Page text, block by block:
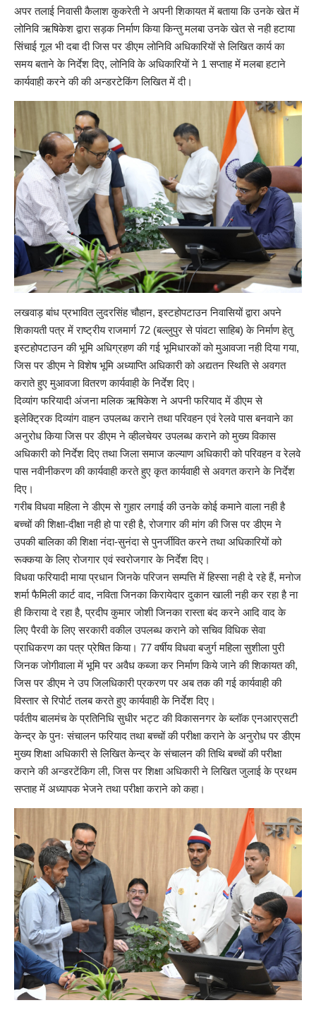
अपर तलाई निवासी कैलाश कुकरेती ने अपनी शिकायत में बताया कि उनके खेत में
लोनिवि ऋषिकेश द्वारा सड़क निर्माण किया किन्तु मलबा उनके खेत से नही हटाया
सिंचाई गूल भी दबा दी जिस पर डीएम लोनिवि अधिकारियों से लिखित कार्य का
समय बताने के निर्देश दिए, लोनिवि के अधिकारियों ने 1 सप्ताह में मलबा हटाने
कार्यवाही करने की की अन्डरटेकिंग लिखित में दी।
लखवाड़ बांध प्रभावित लुदरसिंह चौहान, इस्टहोपटाउन निवासियों द्वारा अपने
शिकायती पत्र में राष्ट्रीय राजमार्ग 72 (बल्लुपुर से पांवटा साहिब) के निर्माण हेतु
इस्टहोपटाउन की भूमि अधिग्रहण की गई भूमिधारकों को मुआवजा नही दिया गया,
जिस पर डीएम ने विशेष भूमि अध्याप्ति अधिकारी को अद्यतन स्थिति से अवगत
कराते हुए मुआवजा वितरण कार्यवाही के निर्देश दिए।
दिव्यांग फरियादी अंजना मलिक ऋषिकेश ने अपनी फरियाद में डीएम से
इलेक्ट्रिक दिव्यांग वाहन उपलब्ध कराने तथा परिवहन एवं रेलवे पास बनवाने का
अनुरोध किया जिस पर डीएम ने व्हीलचेयर उपलब्ध कराने को मुख्य विकास
अधिकारी को निर्देश दिए तथा जिला समाज कल्याण अधिकारी को परिवहन व रेलवे
पास नवीनीकरण की कार्यवाही करते हुए कृत कार्यवाही से अवगत कराने के निर्देश
दिए।
गरीब विधवा महिला ने डीएम से गुहार लगाई की उनके कोई कमाने वाला नही है
बच्चों की शिक्षा-दीक्षा नही हो पा रही है, रोजगार की मांग की जिस पर डीएम ने
उपकी बालिका की शिक्षा नंदा-सुनंदा से पुनर्जीवित करने तथा अधिकारियों को
रूक्कया के लिए रोजगार एवं स्वरोजगार के निर्देश दिए।
विधवा फरियादी माया प्रधान जिनके परिजन सम्पत्ति में हिस्सा नही दे रहे हैं, मनोज
शर्मा फैमिली कार्ट वाद, नविता जिनका किरायेदार दुकान खाली नही कर रहा है ना
ही किराया दे रहा है, प्रदीप कुमार जोशी जिनका रास्ता बंद करने आदि वाद के
लिए पैरवी के लिए सरकारी वकील उपलब्ध कराने को सचिव विधिक सेवा
प्राधिकरण का पत्र प्रेषित किया। 77 वर्षीय विधवा बजुर्ग महिला सुशीला पुरी
जिनक जोगीवाला में भूमि पर अवैध कब्जा कर निर्माण किये जाने की शिकायत की,
जिस पर डीएम ने उप जिलधिकारी प्रकरण पर अब तक की गई कार्यवाही की
विस्तार से रिपोर्ट तलब करते हुए कार्यवाही के निर्देश दिए।
पर्वतीय बालमंच के प्रतिनिधि सुधीर भट्ट की विकासनगर के ब्लॉक एनआरएसटी
केन्द्र के पुनः संचालन फरियाद तथा बच्चों की परीक्षा कराने के अनुरोध पर डीएम
मुख्य शिक्षा अधिकारी से लिखित केन्द्र के संचालन की तिथि बच्चों की परीक्षा
कराने की अन्डरटेंकिग ली, जिस पर शिक्षा अधिकारी ने लिखित जुलाई के प्रथम
सप्ताह में अध्यापक भेजने तथा परीक्षा कराने को कहा।